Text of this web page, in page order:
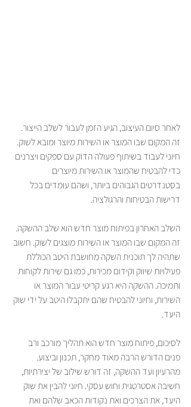
לאחר סיום העיצוב, הגיע הזמן לעבור לשלב הייצור.
זה המקום שבו המוצר או השירות מיוצר ומובא לשוק.
חיוני לעבוד בשיתוף פעולה הדוק עם ספקים ויצרנים
כדי להבטיח שהמוצר או השירות מיוצרים
בסטנדרטים הגבוהים ביותר, ושהם עומדים בכל
דרישות הבטיחות והרגולציה.
השלב האחרון בפיתוח מוצר חדש הוא שלב ההשקה.
זה המקום שבו המוצר או השירות מוצגים לשוק. חשוב
שתהיה לך תוכנית השקה מחושבת היטב הכוללת
פעילויות שיווק וקידום מכירות, כמו גם שירות לקוחות
ותמיכה. ההשקה היא רגע קריטי עבור המוצר או
השירות, וחיוני להבטיח שהם יתקבלו היטב על ידי שוק
היעד.
לסיכום, פיתוח מוצר חדש הוא תהליך מורכב ורב
פנים הדורש הרבה מאוד מחקר, תכנון וביצוע.
מהרעיון ועד ההשקה, זה דורש שילוב של יצירתיות,
חשיבה אסטרטגית וחוש עסקי. חיוני להבין את שוק
היעד, את הצרכים ואת נקודות הכאב שלהם ואת